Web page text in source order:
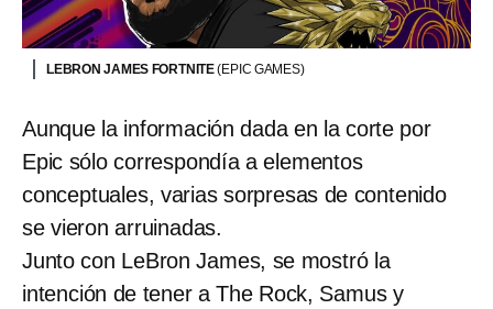
LEBRON JAMES FORTNITE(EPIC GAMES)
Aunque la información dada en la corte por
Epic sólo correspondía a elementos
conceptuales, varias sorpresas de contenido
se vieron arruinadas.
Junto con LeBron James, se mostró la
intención de tener a The Rock, Samus y